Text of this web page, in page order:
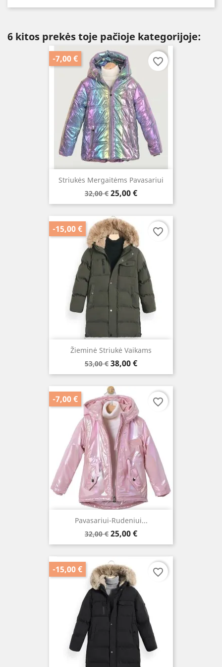
6 kitos prekės toje pačioje kategorijoje:
Striukės Mergaitėms Pavasariui
Bazinė
kaina
32,00 € Kaina
25,00 €
-7,00 € favorite_border
Žieminė Striukė Vaikams
Bazinė
kaina
53,00 € Kaina
38,00 €
-15,00 € favorite_border
Pavasariui-Rudeniui...
Bazinė
kaina
32,00 € Kaina
25,00 €
-7,00 € favorite_border
-15,00 € favorite_border